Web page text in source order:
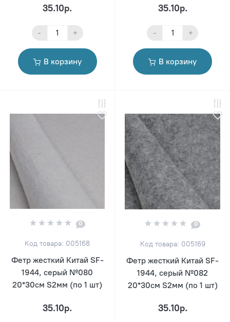
35.10р.
- +
В корзину
35.10р.
- +
В корзину
0
Код товара: 005168
Фетр жесткий Китай SF-
1944, серый №080
20*30см S2мм (по 1 шт)
35.10р.
0
Код товара: 005169
Фетр жесткий Китай SF-
1944, серый №082
20*30см S2мм (по 1 шт)
35.10р.